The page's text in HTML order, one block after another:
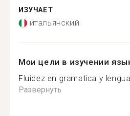
ИЗУЧАЕТ
итальянский
Мои цели в изучении
Fluidez en gramatica y
Развернуть